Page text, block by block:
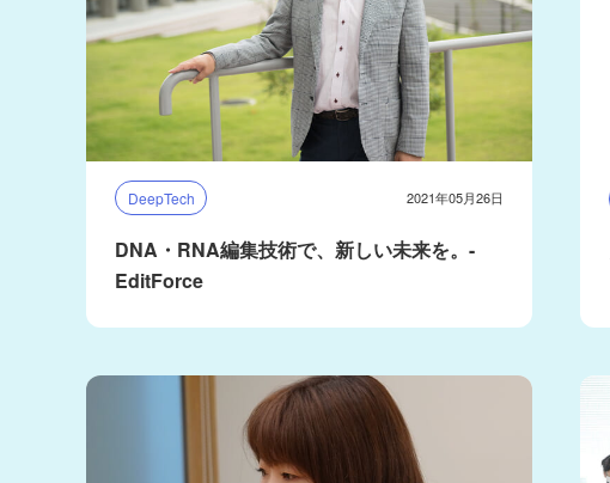
DeepTech 2021年05月26日
DNA・RNA編集技術で、新しい未来を。-
EditForce